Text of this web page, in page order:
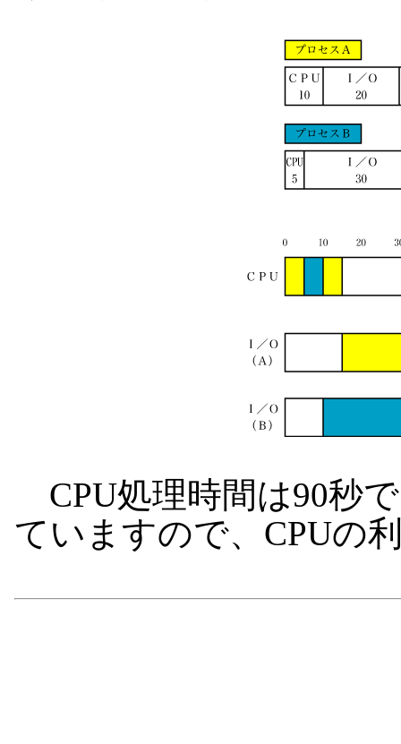
CPU処理時間は90秒
ていますので、CPUの